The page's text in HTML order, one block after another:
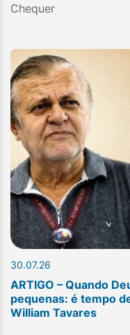
Chequer
30.07.26
ARTIGO – Quando
pequenas: é tempo
William Tavares